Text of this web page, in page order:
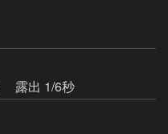
露出 1/6秒